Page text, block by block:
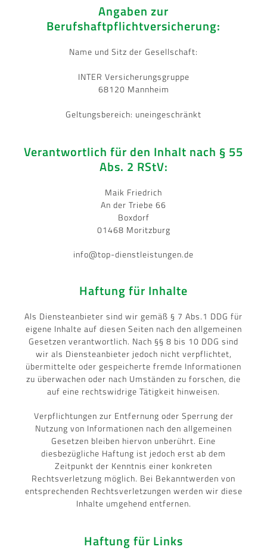
Angaben zur
Berufshaftpflichtversicherung:
Name und Sitz der Gesellschaft:
INTER Versicherungsgruppe
68120 Mannheim
Geltungsbereich: uneingeschränkt
Verantwortlich für den Inhalt nach § 55
Abs. 2 RStV:
Maik Friedrich
An der Triebe 66
Boxdorf
01468 Moritzburg
info@top-dienstleistungen.de
Haftung für Inhalte
Als Diensteanbieter sind wir gemäß § 7 Abs.1 DDG für
eigene Inhalte auf diesen Seiten nach den allgemeinen
Gesetzen verantwortlich. Nach §§ 8 bis 10 DDG sind
wir als Diensteanbieter jedoch nicht verpflichtet,
übermittelte oder gespeicherte fremde Informationen
zu überwachen oder nach Umständen zu forschen, die
auf eine rechtswidrige Tätigkeit hinweisen.
Verpflichtungen zur Entfernung oder Sperrung der
Nutzung von Informationen nach den allgemeinen
Gesetzen bleiben hiervon unberührt. Eine
diesbezügliche Haftung ist jedoch erst ab dem
Zeitpunkt der Kenntnis einer konkreten
Rechtsverletzung möglich. Bei Bekanntwerden von
entsprechenden Rechtsverletzungen werden wir diese
Inhalte umgehend entfernen.
Haftung für Links